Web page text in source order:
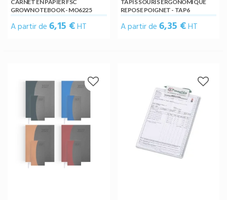
CARNET EN PAPIER FSC
GROWNOTEBOOK - MO6225
A partir de6,15 €HT
TAPIS SOURIS ERGONOMIQUE
REPOSE POIGNET - TAP6
A partir de6,35 €HT